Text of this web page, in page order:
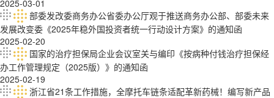
2025-03-01
部委发改委商务办公省委办公厅观于推送商务办公部、部委未来
发展改变委《2025年稳外国投资者统一行动设计方案》的通知函
2025-02-20
国家的治疗担保局企业会议室关与编印《按病种付钱治疗担保经
办工作管理规定（2025版）》的通知函
2025-02-19
浙江省21条工作措施，全摩托车链条适配革新药械！编写新产品